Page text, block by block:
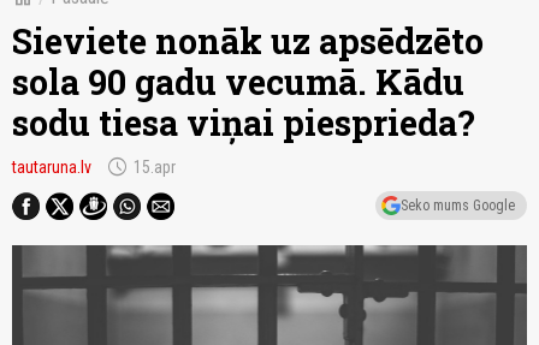
Sieviete nonāk uz apsēdzēto
sola 90 gadu vecumā. Kādu
sodu tiesa viņai piesprieda?
tautaruna.lv schedule 15.apr
Seko mums Google